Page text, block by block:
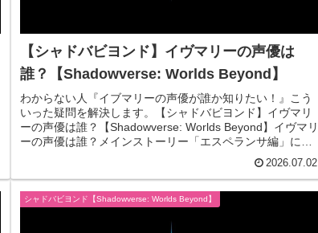
【シャドバビヨンド】イヴマリーの声優は
誰？【Shadowverse: Worlds Beyond】
わからない人『イブマリーの声優が誰か知りたい！』こう
いった疑問を解決します。【シャドバビヨンド】イヴマリ
ーの声優は誰？【Shadowverse: Worlds Beyond】イヴマリ
ーの声優は誰？メインストーリー「エスペランサ編」に登
2026.07.02
シャドバビヨンド【Shadowverse: Worlds Beyond】